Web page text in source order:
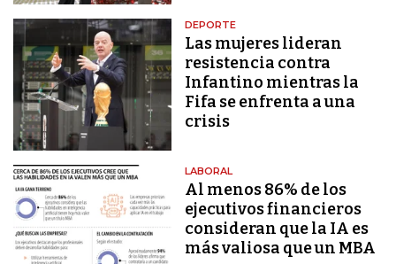
DEPORTE
Las mujeres lideran
resistencia contra
Infantino mientras la
Fifa se enfrenta a una
crisis
LABORAL
Al menos 86% de los
ejecutivos financieros
consideran que la IA es
más valiosa que un MBA